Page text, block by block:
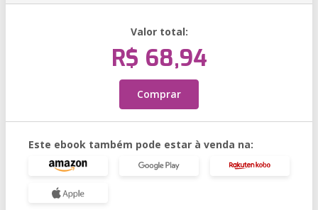
Valor total:
R$ 68,94
Comprar
Este ebook também pode estar à venda na: